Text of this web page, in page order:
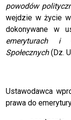
powodów
wejdzie w życie
dokonywane w
emeryturach i
Społecznych(Dz.
Ustawodawca
prawa do